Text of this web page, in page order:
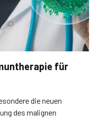
für
die neuen